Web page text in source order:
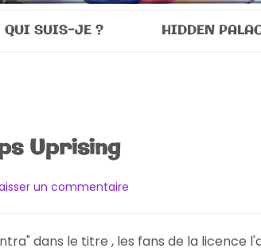
QUI SUIS-JE ? HIDDEN
Uprising
un commentaire
Corps
dans le titre , les fans de la licence